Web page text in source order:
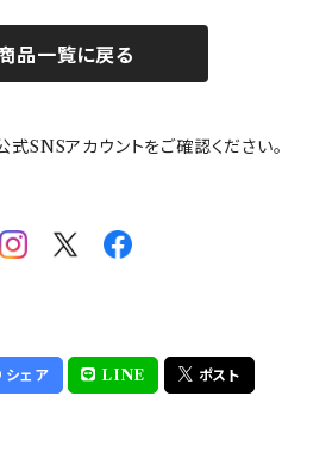
ヨンしんちゃん
リ)
トルズ)
bird
ーダイニング)
品一覧に戻る
SNSアカウントをご確認ください。
シェア LINE ポスト